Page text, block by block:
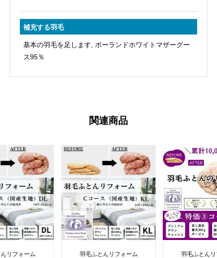
補充する羽毛
基本の羽毛を足します, ポーランドホワイトマザーグー
ス95％
関連商品
リフォーム 羽毛ふとんリフォーム 羽毛ふとん